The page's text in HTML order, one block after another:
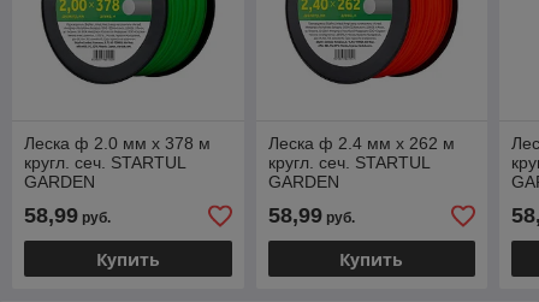
Леска ф 2.0 мм х 378 м
кругл. сеч. STARTUL
GARDEN
58,99 руб.
Купить
Леска ф 2.4 мм х 262 м
кругл. сеч. STARTUL
GARDEN
58,99руб.
Купить